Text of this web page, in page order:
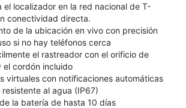
el localizador en la red nacional de T-
conectividad directa.
de la ubicación en vivo con precisión
si no hay teléfonos cerca
el rastreador con el orificio de
el cordón incluido
virtuales con notificaciones automáticas
resistente al agua (IP67)
la batería de hasta 10 días